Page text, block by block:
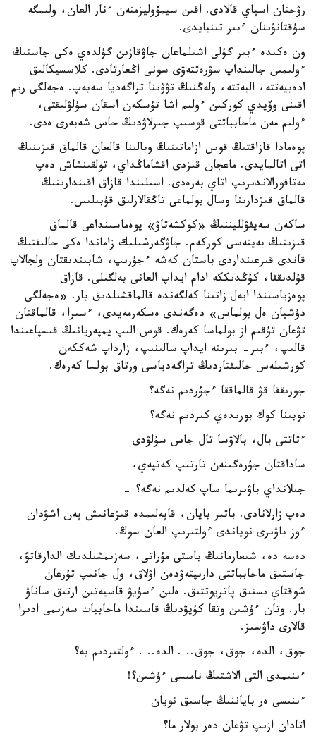
رۋحتان اسپاي قالادى. اقىن سيمۆوليزمنەن ءنار العان، ولىمگە
سۇقتانۋىنان ءبىر تىنبايدى.
ون ەكىدە ءبىر گۇلى اشىلماعان جاۋقازىن گۇلدەي ەكى جاستىڭ
ءولىمىن جالىنداپ سۋرەتتەۋى سونى اڭعارتادى. كلاسسيكالىق
ادەبيەتتە، البەتتە، ولەڭنىڭ تۋۋىنا تراگەديا سەبەپ. ەجەلگى ريم
اقىنى وۆيدي كوركىن ءولىم اشا تۇسكەن اسقان سۇلۋلىقتى،
ءولىم مەن ماحابباتتى قوسىپ جىرلاۋدىڭ حاس شەبەرى ەدى.
پوەمادا قازاقتىڭ قوس ازاماتىنىڭ وبالىنا قالعان قالماق قىزىنىڭ
اتى اتالمايدى. ماعجان قىزدى اقشاماڭداي، تولقىنشاش دەپ
مەتافورالاندىرىپ اتاي بەرەدى. اسىلىندا قازاق اقىندارىنىڭ
قالماق قىزدارىنا وسال بولماعى تاڭقالارلىق قۇبىلىس.
ساكەن سەيفۋلليننىڭ «كوكشەتاۋ» پوەماسىنداعى قالماق
قىزىنىڭ بەينەسى كوركەم. جاۋگەرشىلىك زاماندا ەكى حالىقتىڭ
قاندى قىرعىنداردى باستان كەشە ءجۇرىپ، شابىندىقتان ولجالاپ
قۇلدىققا، كۇڭدىككە ادام ايداپ العانى بەلگىلى. قازاق
پوەزياسىندا ايەل زاتىنا كەلگەندە قالماقشىلدىق بار. «ەجەلگى
دۇشپان ەل بولماس» دەگەندى ەسكەرمەيدى، ءسىرا، قالماقتان
تۋعان تۇقىم از بولماسا كەرەك. قوس الىپ يمپەريانىڭ قىسپاعىندا
قالىپ، ءبىر- بىرىنە ايداپ سالىنىپ، زارداپ شەككەن
كورشىلەس حالىقتاردىڭ تراگەدياسى ورتاق بولسا كەرەك.
جورىققا قۋ قالماققا ءجۇردىم نەگە؟
توبىنا كوك بورىدەي كىردىم نەگە؟
ءتاتتى بال، بالاۋسا تال جاس سۇلۋدى
ساداقتان جۇرەگىنەن تارتىپ كەتپەي،
جىلانداي باۋىرىما ساپ كەلدىم نەگە؟ -
دەپ زارلانادى. باتىر بايان، قاپەلىمدە قىزعانىش پەن اشۋدان
ءوز باۋىرى نوياندى ءولتىرىپ العان سوڭ.
دەسە دە، شىعارمانىڭ باستى مۇراتى، سەزىمشىلدىك الدارقاتۋ،
جاستىق ماحابباتتى دارىپتەۋدەن اۋلاق، ول جانىپ تۇرعان
شوقتاي ىستىق پاتريوتتىق. ەلىن ءسۇيۋ قاسيەتىن ارتىق ساناۋ
بار. وتان ءۇشىن وتقا كۇيۋدىڭ قاسىندا ماحاببات سەزىمى ادىرا
قالارى داۋسىز.
جوق، الدە، جوق، جوق.. . الدە.. . ءولتىردىم بە؟
ءىنىمدى التى الاشتىڭ نامىسى ءۇشىن؟!
ءىنىسى ەر باياننىڭ جاسىق نويان
اتادان ازىپ تۋعان دەر بولار ما؟